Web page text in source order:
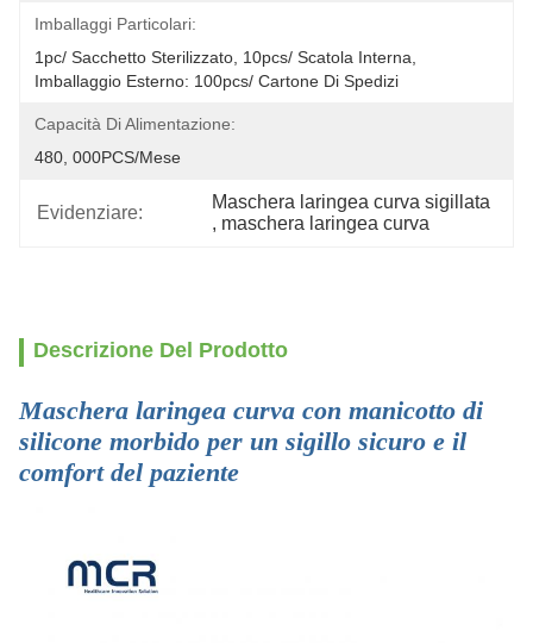
Imballaggi Particolari:
1pc/ Sacchetto Sterilizzato, 10pcs/ Scatola Interna,
Imballaggio Esterno: 100pcs/ Cartone Di Spedizi
Capacità Di Alimentazione:
480, 000PCS/Mese
Evidenziare:
Maschera laringea curva sigillata
, maschera laringea curva
Descrizione Del Prodotto
Maschera laringea curva con manicotto di
silicone morbido per un sigillo sicuro e il
comfort del paziente